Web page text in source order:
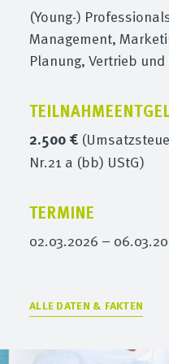
(Young-)
Management,
Planung, Vertrieb
2.500 €
Nr.21 a (bb) UStG)
TERMINE
02.03.2026 –
ALLE DATEN & FAKTEN